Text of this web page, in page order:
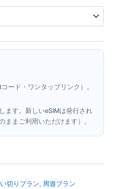
ード・ワンタップリンク）。
ます。新しいeSIMは発行され
ままご利用いただけます）。
切りプラン, 周遊プラン